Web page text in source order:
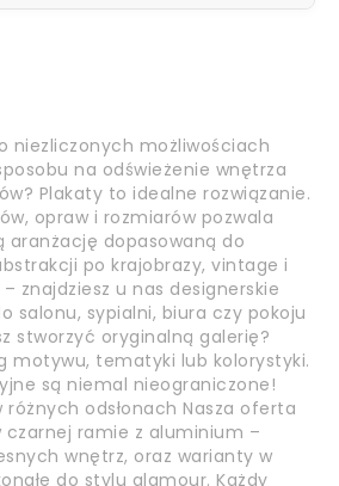
o niezliczonych możliwościach
na odświeżenie wnętrza
Plakaty to idealne rozwiązanie.
opraw i rozmiarów pozwala
aranżację dopasowaną do
po krajobrazy, vintage i
znajdziesz u nas designerskie
salonu, sypialni, biura czy pokoju
stworzyć oryginalną galerię?
motywu, tematyki lub kolorystyki.
są niemal nieograniczone!
różnych odsłonach Nasza oferta
ramie z aluminium –
wnętrz, oraz warianty w
do stylu glamour. Każdy